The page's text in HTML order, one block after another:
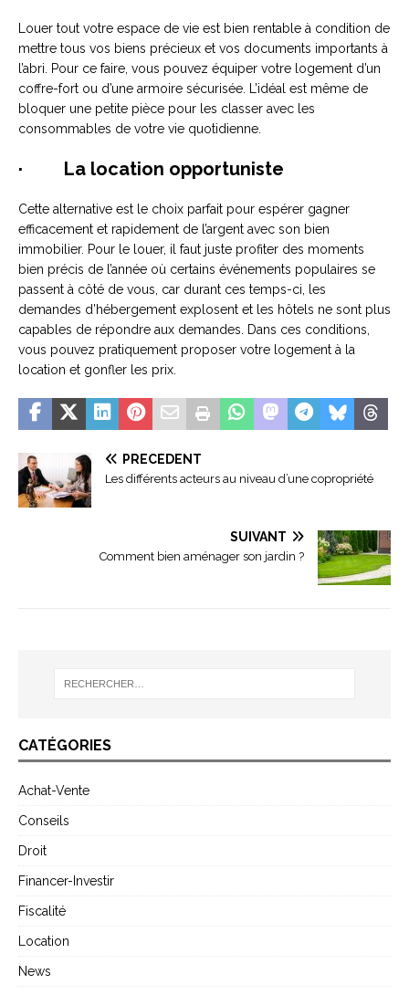
Louer tout votre espace de vie est bien rentable à condition de
mettre tous vos biens précieux et vos documents importants à
l’abri. Pour ce faire, vous pouvez équiper votre logement d’un
coffre-fort ou d’une armoire sécurisée. L’idéal est même de
bloquer une petite pièce pour les classer avec les
consommables de votre vie quotidienne.
· La location opportuniste
Cette alternative est le choix parfait pour espérer gagner
efficacement et rapidement de l’argent avec son bien
immobilier. Pour le louer, il faut juste profiter des moments
bien précis de l’année où certains événements populaires se
passent à côté de vous, car durant ces temps-ci, les
demandes d’hébergement explosent et les hôtels ne sont plus
capables de répondre aux demandes. Dans ces conditions,
vous pouvez pratiquement proposer votre logement à la
location et gonfler les prix.
PRÉCÉDENT
Les différents acteurs au niveau d’une copropriété
SUIVANT
Comment bien aménager son jardin ?
CATÉGORIES
Achat-Vente
Conseils
Droit
Financer-Investir
Fiscalité
Location
News